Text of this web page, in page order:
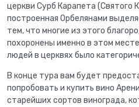
церкви Сурб Карапета (Святого
построенная Орбелянами
тем, что многие из этого
похоронены именно в этом
людей в церквях было
В конце тура вам будет
попробовать и купить вино
старейших сортов винограда,